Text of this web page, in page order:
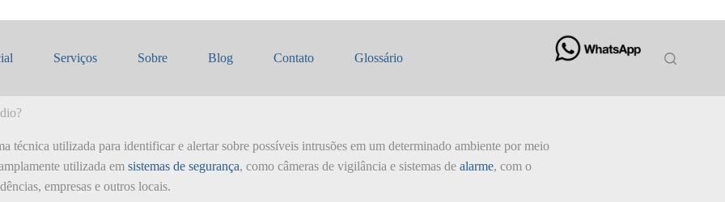
Serviços Sobre Blog Contato Glossário
de Intrusão por Áudio
técnica utilizada para identificar e alertar sobre possíveis intrusões em um determinado ambiente por meio
utilizada em sistemas de segurança, como câmeras de vigilância e sistemas de alarme, com o
empresas e outros locais.